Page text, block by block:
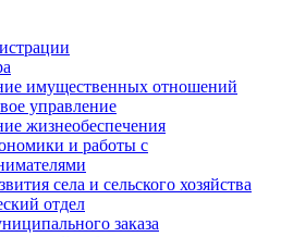
имущественных отношений
управление
жизнеобеспечения
и работы с
села и сельского хозяйства
отдел
заказа